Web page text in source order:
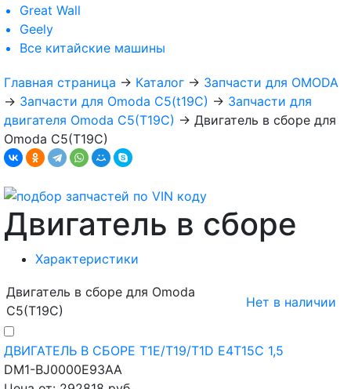
Great Wall
Geely
Все китайские машины
Главная страница → Каталог → Запчасти для OMODA
→ Запчасти для Omoda C5(t19C) → Запчасти для
двигателя Omoda C5(T19C) → Двигатель в сборе для
Omoda C5(T19C)
Двигатель в сборе
Характеристики
Двигатель в сборе для Omoda
C5(T19C)
Нет в наличии
ДВИГАТЕЛЬ В СБОРЕ T1E/T19/T1D E4T15C 1,5
DM1-BJ0000E93AA